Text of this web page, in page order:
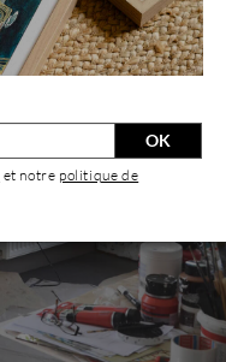
OK
et notre politique de